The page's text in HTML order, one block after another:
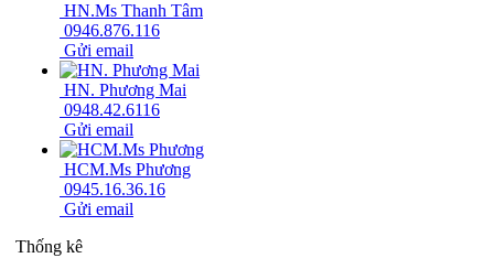
HN.Ms Thanh Tâm
0946.876.116
Gửi email
HN. Phương Mai
0948.42.6116
Gửi email
HCM.Ms Phương
0945.16.36.16
Gửi email
Thống kê